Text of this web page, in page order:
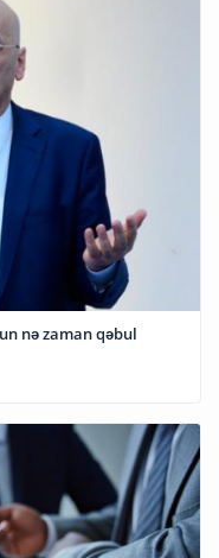
nə zaman qəbul